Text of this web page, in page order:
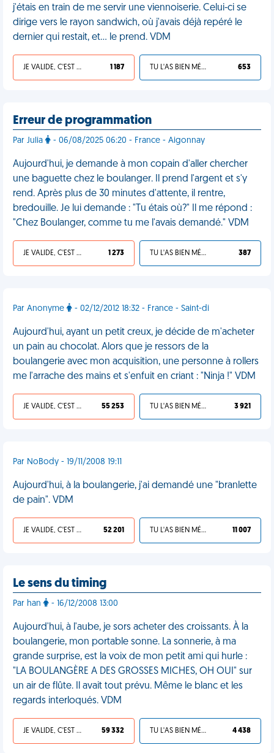
j'étais en train de me servir une viennoiserie. Celui-ci se
dirige vers le rayon sandwich, où j'avais déjà repéré le
dernier qui restait, et… le prend. VDM
JE VALIDE, C'EST UNE VDM 1 187 TU L'AS BIEN MÉRITÉ 653
Erreur de programmation
Par Julia - 06/08/2025 06:20 - France - Aigonnay
Aujourd'hui, je demande à mon copain d'aller chercher
une baguette chez le boulanger. Il prend l'argent et s'y
rend. Après plus de 30 minutes d'attente, il rentre,
bredouille. Je lui demande : "Tu étais où?" Il me répond :
"Chez Boulanger, comme tu me l'avais demandé." VDM
JE VALIDE, C'EST UNE VDM 1 273 TU L'AS BIEN MÉRITÉ 387
Par Anonyme - 02/12/2012 18:32 - France - Saint-di
Aujourd'hui, ayant un petit creux, je décide de m'acheter
un pain au chocolat. Alors que je ressors de la
boulangerie avec mon acquisition, une personne à rollers
me l'arrache des mains et s'enfuit en criant : "Ninja !" VDM
JE VALIDE, C'EST UNE VDM 55 253 TU L'AS BIEN MÉRITÉ 3 921
Par NoBody - 19/11/2008 19:11
Aujourd'hui, à la boulangerie, j'ai demandé une "branlette
de pain". VDM
JE VALIDE, C'EST UNE VDM 52 201 TU L'AS BIEN MÉRITÉ 11 007
Le sens du timing
Par han - 16/12/2008 13:00
Aujourd'hui, à l'aube, je sors acheter des croissants. À la
boulangerie, mon portable sonne. La sonnerie, à ma
grande surprise, est la voix de mon petit ami qui hurle :
"LA BOULANGÈRE A DES GROSSES MICHES, OH OUI" sur
un air de flûte. Il avait tout prévu. Même le blanc et les
regards interloqués. VDM
JE VALIDE, C'EST UNE VDM 59 332 TU L'AS BIEN MÉRITÉ 4 438